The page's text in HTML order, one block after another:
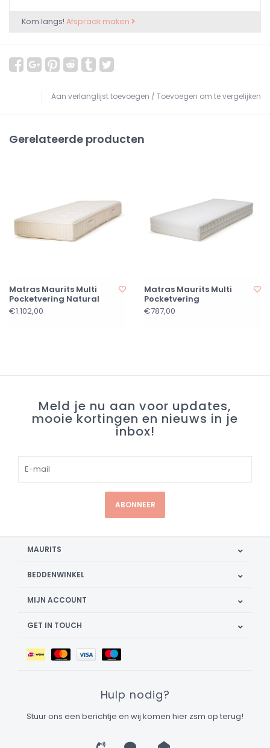
Kom langs! Afspraak maken
Aan verlanglijst toevoegen / Toevoegen om te vergelijken
Gerelateerde producten
Matras Maurits Multi
Pocketvering Natural
€1.102,00
Matras Maurits Multi
Pocketvering
€787,00
Meld je nu aan voor updates,
mooie kortingen en nieuws in je
inbox!
ABONNEER
MAURITS
BEDDENWINKEL
MIJN ACCOUNT
GET IN TOUCH
Hulp nodig?
Stuur ons een berichtje en wij komen hier zsm op terug!